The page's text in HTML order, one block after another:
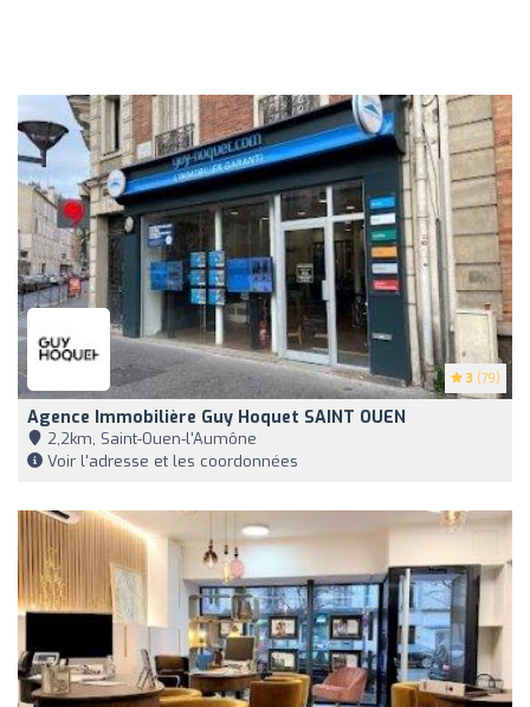
3 (79)
Agence Immobilière Guy Hoquet SAINT OUEN
2,2km, Saint-Ouen-l'Aumône
Voir l'adresse et les coordonnées